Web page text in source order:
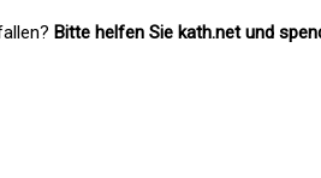
Bitte helfen Sie kath.net und